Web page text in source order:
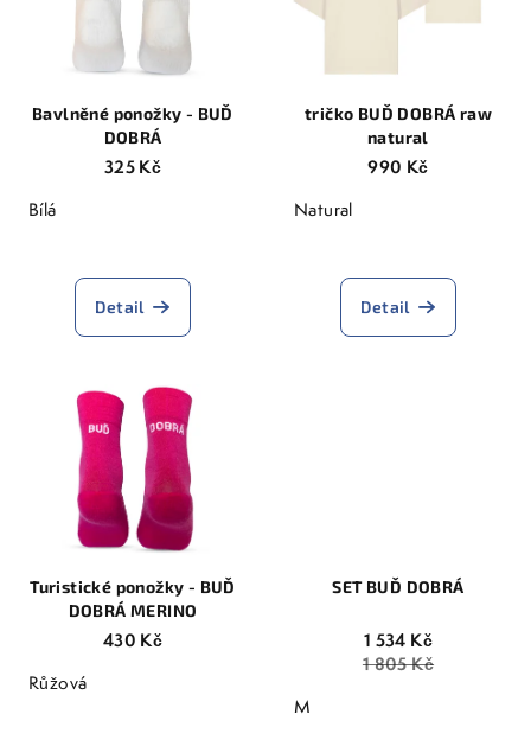
Bavlněné ponožky - BUĎ
DOBRÁ
325 Kč
Bílá
hodnocení
produktu
5
hvězdiček.
Detail
tričko BUĎ DOBRÁ raw
natural
990 Kč
Natural
Detail
Turistické ponožky - BUĎ
DOBRÁ MERINO
430 Kč
Růžová
SET BUĎ DOBRÁ
1 534 Kč
1 805 Kč
M